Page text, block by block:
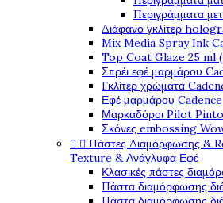
Περιγράμματα
Διάφανο γκλίτερ
Mix Media Spray Ink
Top Coat Glaze 25 ml
Σπρέι εφέ μαρμάρου
Γκλίτερ χρώματα
Εφέ μαρμάρου Cadence
Μαρκαδόροι Pilot
Σκόνες embossing
  Πάστες Διαμόρφωσης &
Texture & Ανάγλυφα Εφέ
Κλασικές πάστες
Πάστα διαμόρφωσης